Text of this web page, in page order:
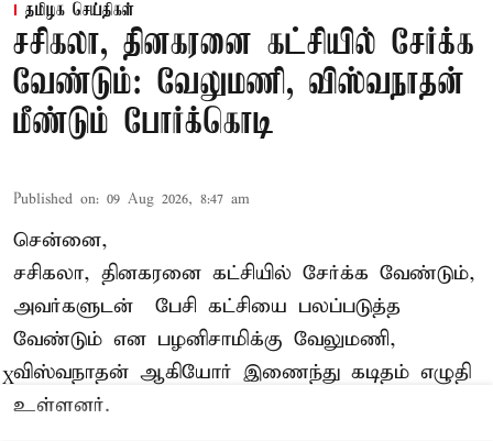
தமிழக செய்திகள்
சசிகலா, தினகரனை கட்சியில் சேர்க்க
வேண்டும்: வேலுமணி, விஸ்வநாதன்
மீண்டும் போர்க்கொடி
Published on: 09 Aug 2026, 8:47 am
சென்னை,
சசிகலா, தினகரனை கட்சியில் சேர்க்க வேண்டும்,
அவர்களுடன் பேசி கட்சியை பலப்படுத்த
வேண்டும் என பழனிசாமிக்கு வேலுமணி,
விஸ்வநாதன் ஆகியோர் இணைந்து கடிதம் எழுதி
உள்ளனர்.
X